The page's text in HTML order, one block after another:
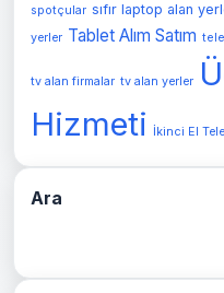
spotçular sıfır laptop alan
yerler Tablet Alım Satım
tv alan firmalar tv alan yerler
Hizmeti
İkinci El
Ara